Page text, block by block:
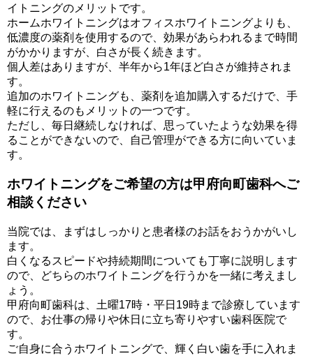
イトニングのメリットです。
ホームホワイトニングはオフィスホワイトニングよりも、
低濃度の薬剤を使用するので、効果があらわれるまで時間
がかかりますが、白さが長く続きます。
個人差はありますが、半年から1年ほど白さが維持されま
す。
追加のホワイトニングも、薬剤を追加購入するだけで、手
軽に行えるのもメリットの一つです。
ただし、毎日継続しなければ、思っていたような効果を得
ることができないので、自己管理ができる方に向いていま
す。
ホワイトニングをご希望の方は甲府向町歯科へご
相談ください
当院では、まずはしっかりと患者様のお話をおうかがいし
ます。
白くなるスピードや持続期間についても丁寧に説明します
ので、どちらのホワイトニングを行うかを一緒に考えまし
ょう。
甲府向町歯科は、土曜17時・平日19時まで診療しています
ので、お仕事の帰りや休日に立ち寄りやすい歯科医院で
す。
ご自身に合うホワイトニングで、輝く白い歯を手に入れま